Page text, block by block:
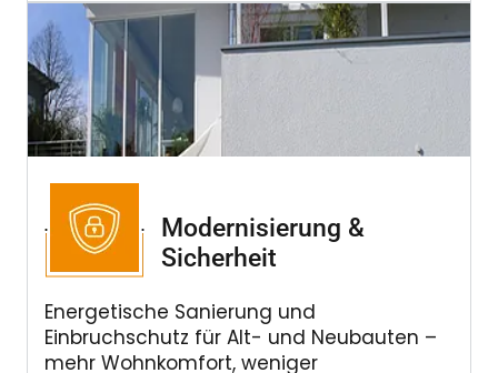
Modernisierung &
Sicherheit
Energetische Sanierung und
Einbruchschutz für Alt- und Neubauten –
mehr Wohnkomfort, weniger